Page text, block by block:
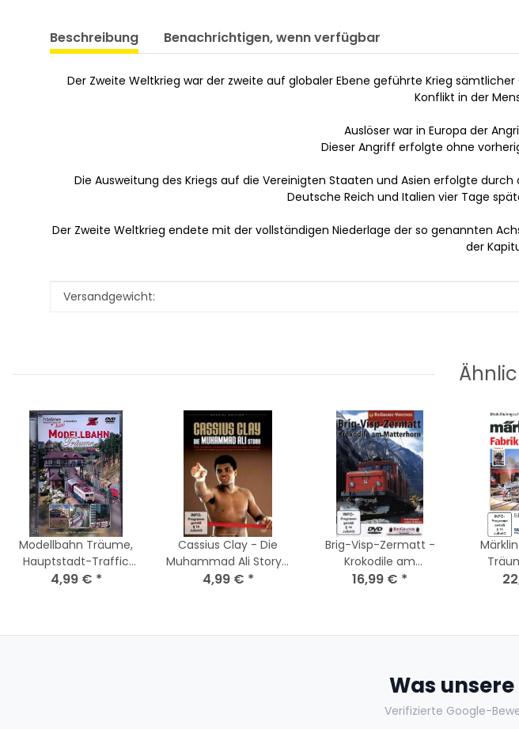
Beschreibung Benachrichtigen, wenn verfügbar
Der Zweite Weltkrieg war der zweite auf globaler Ebene geführte Krieg
Konflikt in der
Auslöser war in Europa der
Dieser Angriff erfolgte ohne
Die Ausweitung des Kriegs auf die Vereinigten Staaten und Asien erfolgte
Deutsche Reich und Italien vier Tage
Der Zweite Weltkrieg endete mit der vollständigen Niederlage der so genannten
der
Produkteigenschaft
Wert
Versandgewicht:
Modellbahn Träume,
Hauptstadt-Traffic
und Fantasie Bahnen /
4,99 € *
Cassius Clay - Die
Muhammad Ali Story /
DVD * Nagelneu
4,99 € *
Brig-Visp-Zermatt -
Krokodile am
Matterhorn / DVD -
16,99 € *
Was
Verifizierte Google-